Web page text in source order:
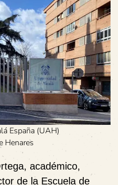
España (UAH)
Henares
académico,
de la Escuela de